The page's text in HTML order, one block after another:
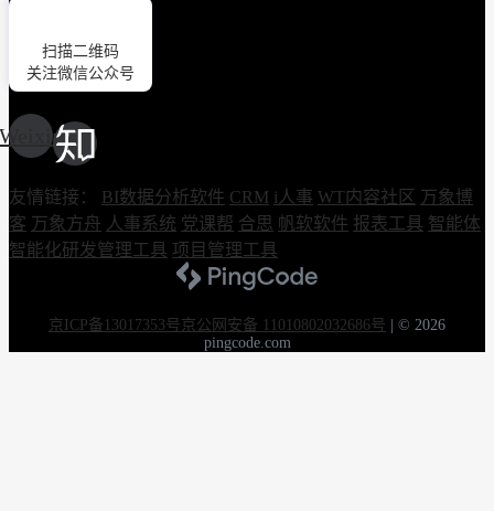
扫描二维码
关注微信公众号
Weixin
友情链接： BI数据分析软件 CRM i人事 WT内容社区 万象博
客 万象方舟 人事系统 党课帮 合思 帆软软件 报表工具 智能体
智能化研发管理工具 项目管理工具
京ICP备13017353号京公网安备 11010802032686号
© 2026
pingcode.com